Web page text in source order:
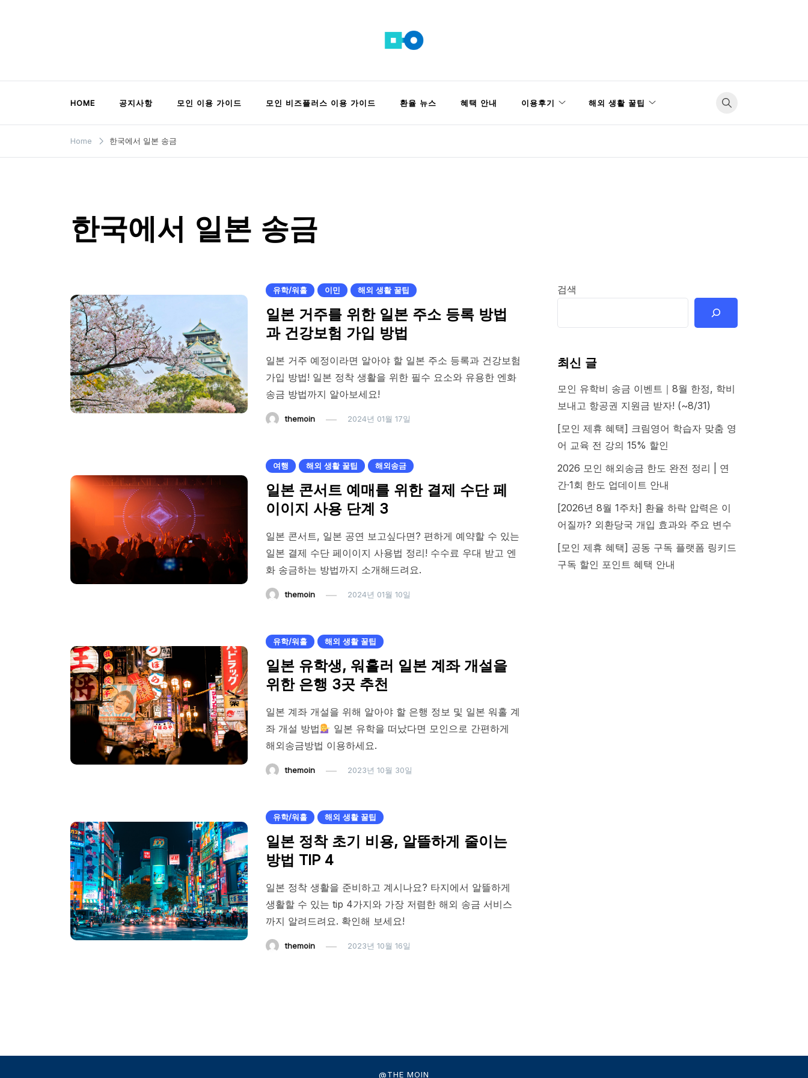
모인 해외송금 블로그
HOME 공지사항 모인 이용 가이드 모인 비즈플러스 이용 가이드 환율 뉴스 혜택 안내 이용후기 해외 생활 꿀팁
Home 한국에서 일본 송금
한국에서 일본 송금
유학/워홀 이민 해외 생활 꿀팁
일본 거주를 위한 일본 주소 등록 방법
과 건강보험 가입 방법
일본 거주 예정이라면 알아야 할 일본 주소 등록과 건강보험
가입 방법! 일본 정착 생활을 위한 필수 요소와 유용한 엔화
송금 방법까지 알아보세요!
themoin 2024년 01월 17일
여행 해외 생활 꿀팁 해외송금
일본 콘서트 예매를 위한 결제 수단 페
이이지 사용 단계 3
일본 콘서트, 일본 공연 보고싶다면? 편하게 예약할 수 있는
일본 결제 수단 페이이지 사용법 정리! 수수료 우대 받고 엔
화 송금하는 방법까지 소개해드려요.
themoin 2024년 01월 10일
유학/워홀 해외 생활 꿀팁
일본 유학생, 워홀러 일본 계좌 개설을
위한 은행 3곳 추천
일본 계좌 개설을 위해 알아야 할 은행 정보 및 일본 워홀 계
좌 개설 방법
일본 유학을 떠났다면 모인으로 간편하게
해외송금방법 이용하세요.
themoin 2023년 10월 30일
유학/워홀 해외 생활 꿀팁
일본 정착 초기 비용, 알뜰하게 줄이는
방법 TIP 4
일본 정착 생활을 준비하고 계시나요? 타지에서 알뜰하게
생활할 수 있는 tip 4가지와 가장 저렴한 해외 송금 서비스
까지 알려드려요. 확인해 보세요!
themoin 2023년 10월 16일
검색
최신 글
모인 유학비 송금 이벤트｜8월 한정, 학비
보내고 항공권 지원금 받자! (~8/31)
[모인 제휴 혜택] 크림영어 학습자 맞춤 영
어 교육 전 강의 15% 할인
2026 모인 해외송금 한도 완전 정리 | 연
간·1회 한도 업데이트 안내
[2026년 8월 1주차] 환율 하락 압력은 이
어질까? 외환당국 개입 효과와 주요 변수
[모인 제휴 혜택] 공동 구독 플랫폼 링키드
구독 할인 포인트 혜택 안내
@THE MOIN